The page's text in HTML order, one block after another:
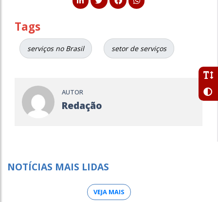
Tags
serviços no Brasil setor de serviços
AUTOR
Redação
NOTÍCIAS MAIS LIDAS
VEJA MAIS